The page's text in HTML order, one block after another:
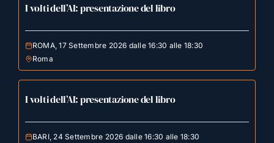
I volti dell’AI: presentazione del libro
ROMA, 17 Settembre 2026 dalle 16:30 alle 18:30
Roma
I volti dell’AI: presentazione del libro
BARI, 24 Settembre 2026 dalle 16:30 alle 18:30